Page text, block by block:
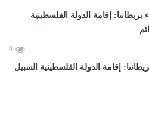
0
إقامة الدولة الفلسطينية السبيل